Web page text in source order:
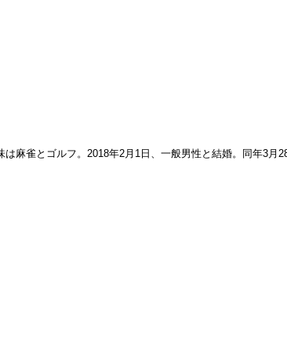
雀とゴルフ。2018年2月1日、一般男性と結婚。同年3月